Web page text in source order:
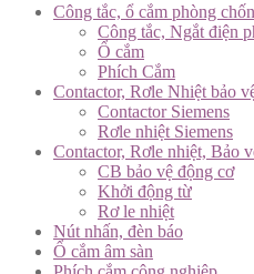
Công tắc, ổ cắm phòng
Công tắc, Ngắt điện
Ổ cắm
Phích Cắm
Contactor, Rơle Nhiệt bảo
Contactor Siemens
Rơle nhiệt Siemens
Contactor, Rơle nhiệt, Bảo
CB bảo vệ động cơ
Khởi động từ
Rơ le nhiệt
Nút nhấn, đèn báo
Ổ cắm âm sàn